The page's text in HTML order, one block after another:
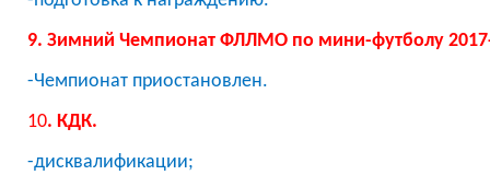
9. Зимний Чемпионат ФЛЛМО по мини-футболу
-Чемпионат приостановлен.
10. КДК.
-дисквалификации;